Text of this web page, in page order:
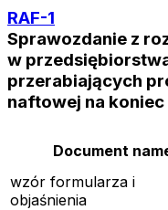
RAF-1
Sprawozdanie z
w
przerabiających
naftowej na koniec
Document
wzór formularza i
objaśnienia